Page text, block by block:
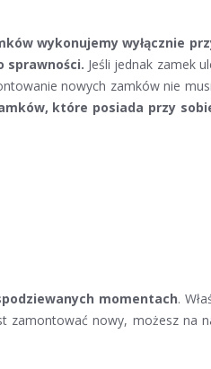
wykonujemy wyłącznie
sprawności. Jeśli jednak zamek
nowych zamków nie
które posiada przy
momentach.
zamontować nowy, możesz na